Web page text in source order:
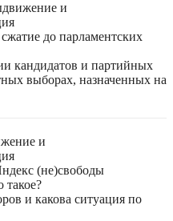
и
до парламентских
кандидатов и партийных
выборах, назначенных на
и
(не)свободы
такое?
и какова ситуация по